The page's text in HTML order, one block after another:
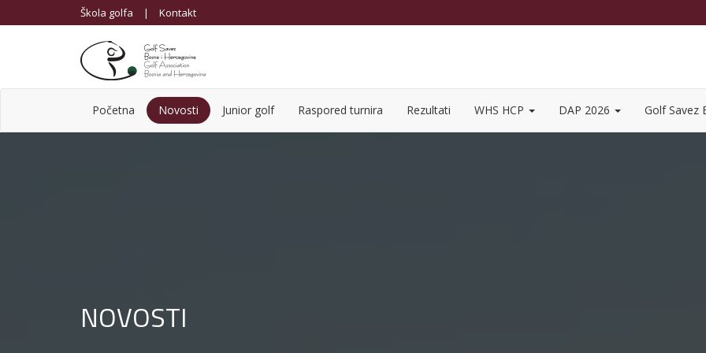
Škola golfa | Kontakt
Početna Novosti Junior golf Raspored turnira Rezultati WHS HCP DAP 2026 Golf Savez
NOVOSTI